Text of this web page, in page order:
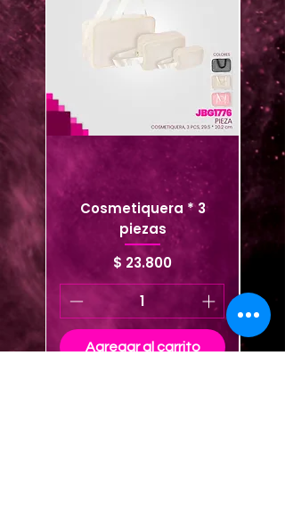
Cosmetiquera * 3
piezas
Precio
$ 23.800
Agregar al carrito